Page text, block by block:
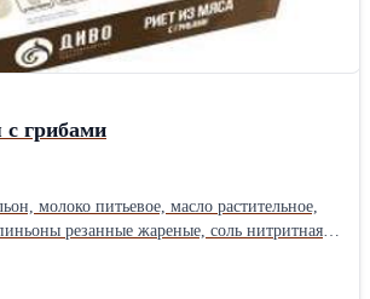
с грибами
молоко питьевое, масло растительное,
резанные жареные, соль нитритная
яичный порошок, сахар, консервант